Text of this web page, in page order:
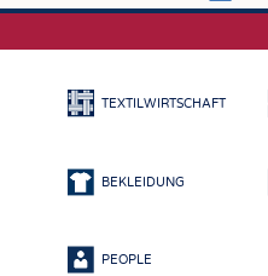
FASERN
GEWEBE
VLIESSTOFFE
TEXTILWIRTSCHAFT
BEKLEIDUNG
PEOPLE